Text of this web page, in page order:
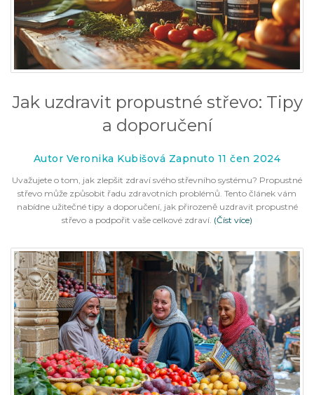
Jak uzdravit propustné střevo: Tipy
a doporučení
Autor Veronika Kubišová Zapnuto 11 čen 2024
Uvažujete o tom, jak zlepšit zdraví svého střevního systému? Propustné
střevo může způsobit řadu zdravotních problémů. Tento článek vám
nabídne užitečné tipy a doporučení, jak přirozeně uzdravit propustné
střevo a podpořit vaše celkové zdraví. (Číst více)